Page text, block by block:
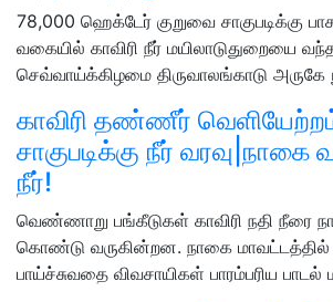
78,000 ஹெக்டேர் குறுவை சாகுபடிக்கு
வகையில் காவிரி நீர் மயிலாடுதுறையை
செவ்வாய்க்கிழமை திருவாலங்காடு அருகே
காவிரி தண்ணீர்
சாகுபடிக்கு நீர் வரவு|நாகை
நீர்!
வெண்ணாறு பங்கீடுகள் காவிரி நதி நீரை
கொண்டு வருகின்றன. நாகை
பாய்ச்சுவதை விவசாயிகள் பாரம்பரிய